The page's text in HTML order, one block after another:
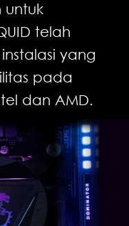
untuk
telah
yang
pada
dan AMD.